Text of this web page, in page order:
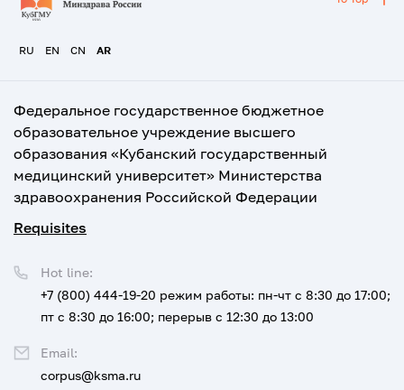
RU EN CN AR
Федеральное государственное бюджетное
образовательное учреждение высшего
образования «Кубанский государственный
медицинский университет» Министерства
здравоохранения Российской Федерации
Requisites
Hot line:
+7 (800) 444-19-20 режим работы: пн-чт с 8:30 до 17:00;
пт с 8:30 до 16:00; перерыв с 12:30 до 13:00
Email:
corpus@ksma.ru